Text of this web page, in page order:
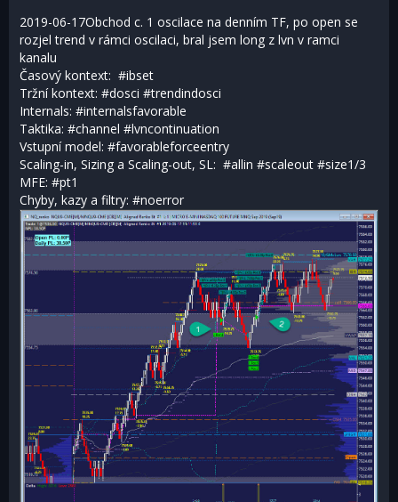
2019-06-17Obchod c. 1 oscilace na denním TF, po open se
rozjel trend v rámci oscilaci, bral jsem long z lvn v ramci
kanalu
Časový kontext: #ibset
Tržní kontext: #dosci #trendindosci
Internals: #internalsfavorable
Taktika: #channel #lvncontinuation
Vstupní model: #favorableforceentry
Scaling-in, Sizing a Scaling-out, SL: #allin #scaleout #size1/3
MFE: #pt1
Chyby, kazy a filtry: #noerror